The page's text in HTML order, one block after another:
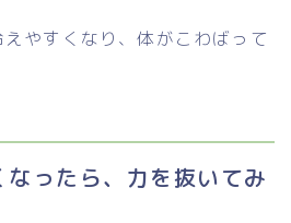
やすくなり、体がこわばって
ったら、力を抜いてみ